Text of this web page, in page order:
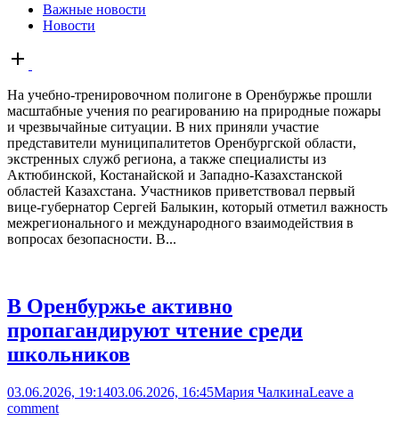
Важные новости
Новости
Open
post
На учебно-тренировочном полигоне в Оренбуржье прошли
масштабные учения по реагированию на природные пожары
и чрезвычайные ситуации. В них приняли участие
представители муниципалитетов Оренбургской области,
экстренных служб региона, а также специалисты из
Актюбинской, Костанайской и Западно-Казахстанской
областей Казахстана. Участников приветствовал первый
вице-губернатор Сергей Балыкин, который отметил важность
межрегионального и международного взаимодействия в
вопросах безопасности. В...
В Оренбуржье активно
пропагандируют чтение среди
школьников
03.06.2026, 19:1403.06.2026, 16:45Мария ЧалкинаLeave a
comment